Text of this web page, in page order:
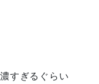
すぎるぐらい